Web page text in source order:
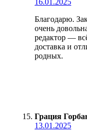
16.01.2025
Благодарю.
очень
редактор —
доставка и
родных.
Грация
13.01.2025